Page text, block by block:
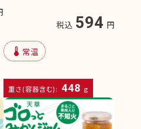
税込 594 円
device_thermostat 常温
重さ(容器含む): 448 g